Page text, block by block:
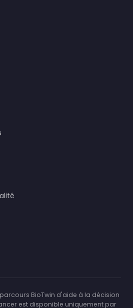
BioTwin d'aide à la décision
est disponible uniquement par